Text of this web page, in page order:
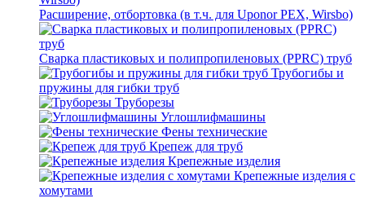
Расширение, отбортовка (в т.ч. для Uponor PEX, Wirsbo)
Сварка пластиковых и полипропиленовых (PPRC) труб
Трубогибы и
пружины для гибки труб
Труборезы
Углошлифмашины
Фены технические
Крепеж для труб
Крепежные изделия
Крепежные изделия с
хомутами